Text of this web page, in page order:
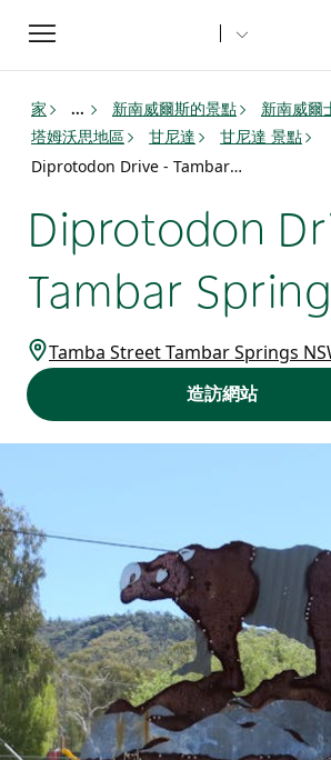
Toggle
navigation
家 ... 新南威爾斯的景點
新南威爾
塔姆沃思地區
甘尼達
甘尼達 景點
Diprotodon Drive - Tambar Springs
Diprotodon
Tambar
Tamba Street Tambar Springs
造訪網站